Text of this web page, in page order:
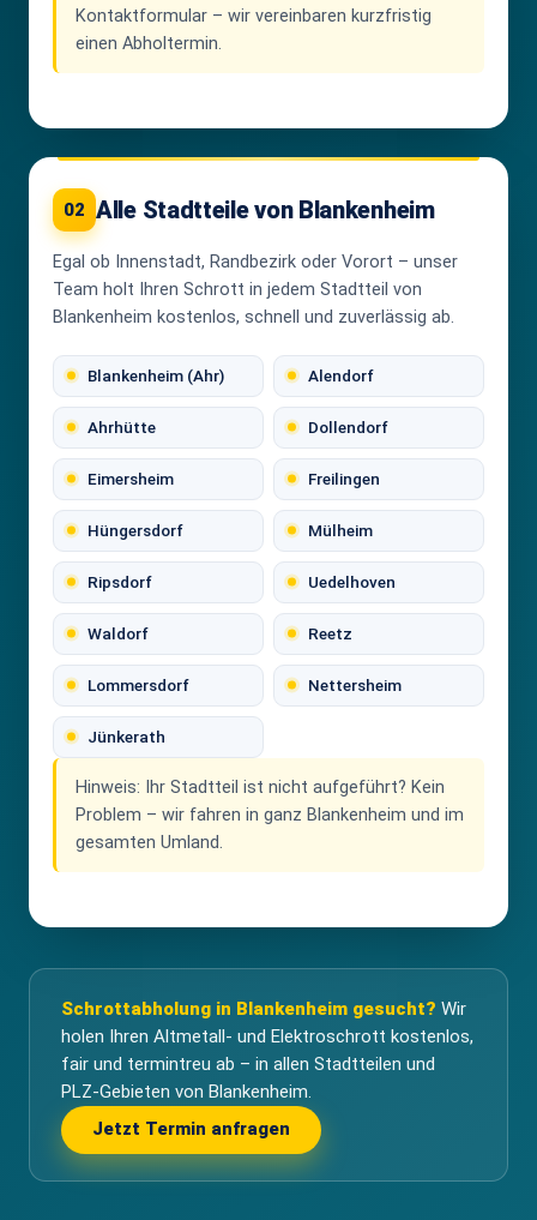
Kontaktformular – wir vereinbaren kurzfristig
einen Abholtermin.
02 Alle Stadtteile von Blankenheim
Egal ob Innenstadt, Randbezirk oder Vorort – unser
Team holt Ihren Schrott in jedem Stadtteil von
Blankenheim kostenlos, schnell und zuverlässig ab.
Blankenheim (Ahr) Alendorf
Ahrhütte Dollendorf
Eimersheim Freilingen
Hüngersdorf Mülheim
Ripsdorf Uedelhoven
Waldorf Reetz
Lommersdorf Nettersheim
Jünkerath
Hinweis: Ihr Stadtteil ist nicht aufgeführt? Kein
Problem – wir fahren in ganz Blankenheim und im
gesamten Umland.
Schrottabholung in Blankenheim gesucht? Wir
holen Ihren Altmetall- und Elektroschrott kostenlos,
fair und termintreu ab – in allen Stadtteilen und
PLZ-Gebieten von Blankenheim.
Jetzt Termin anfragen